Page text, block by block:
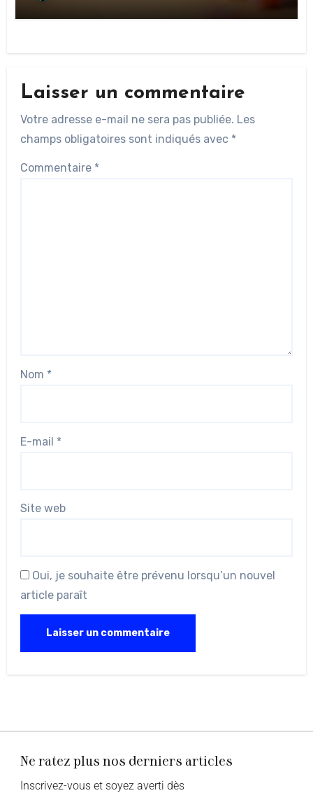
Laisser un commentaire
Votre adresse e-mail ne sera pas publiée. Les
champs obligatoires sont indiqués avec *
Commentaire *
Nom *
E-mail *
Site web
Oui, je souhaite être prévenu lorsqu’un nouvel
article paraît
Ne ratez plus nos derniers articles
Inscrivez-vous et soyez averti dès